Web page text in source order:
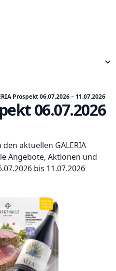
Prospekt 06.07.2026 – 11.07.2026
06.07.2026
aktuellen GALERIA
Angebote, Aktionen und
bis 11.07.2026